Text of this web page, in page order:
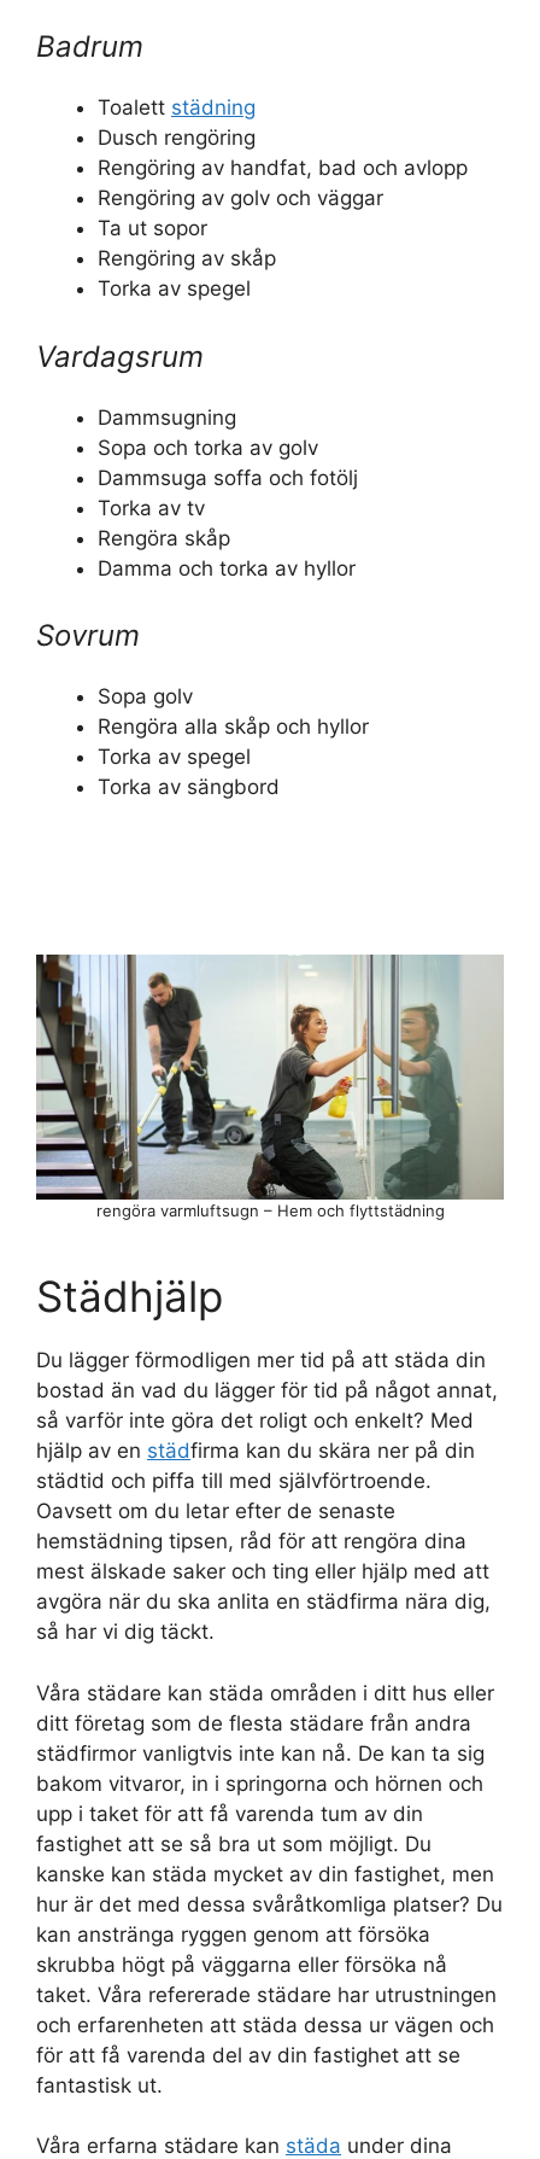
Badrum
Toalett städning
Dusch rengöring
Rengöring av handfat, bad och avlopp
Rengöring av golv och väggar
Ta ut sopor
Rengöring av skåp
Torka av spegel
Vardagsrum
Dammsugning
Sopa och torka av golv
Dammsuga soffa och fotölj
Torka av tv
Rengöra skåp
Damma och torka av hyllor
Sovrum
Sopa golv
Rengöra alla skåp och hyllor
Torka av spegel
Torka av sängbord
Städhjälp
Du lägger förmodligen mer tid på att städa din
bostad än vad du lägger för tid på något annat,
så varför inte göra det roligt och enkelt? Med
hjälp av en städfirma kan du skära ner på din
städtid och piffa till med självförtroende.
Oavsett om du letar efter de senaste
hemstädning tipsen, råd för att rengöra dina
mest älskade saker och ting eller hjälp med att
avgöra när du ska anlita en städfirma nära dig,
så har vi dig täckt.
Våra städare kan städa områden i ditt hus eller
ditt företag som de flesta städare från andra
städfirmor vanligtvis inte kan nå. De kan ta sig
bakom vitvaror, in i springorna och hörnen och
upp i taket för att få varenda tum av din
fastighet att se så bra ut som möjligt. Du
kanske kan städa mycket av din fastighet, men
hur är det med dessa svåråtkomliga platser? Du
kan anstränga ryggen genom att försöka
skrubba högt på väggarna eller försöka nå
taket. Våra refererade städare har utrustningen
och erfarenheten att städa dessa ur vägen och
för att få varenda del av din fastighet att se
fantastisk ut.
Våra erfarna städare kan städa under dina
rengöra varmluftsugn – Hem och flyttstädning